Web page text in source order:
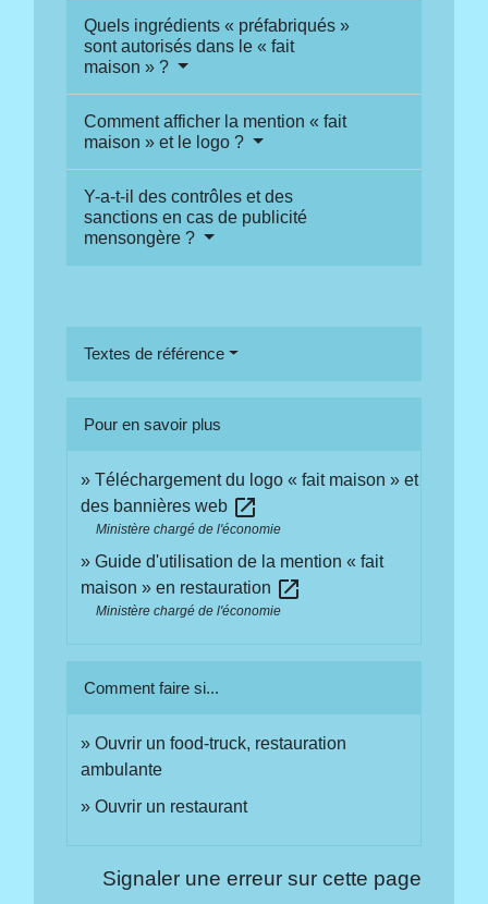
Quels ingrédients « préfabriqués »
sont autorisés dans le « fait
maison » ?
Comment afficher la mention « fait
maison » et le logo ?
Y-a-t-il des contrôles et des
sanctions en cas de publicité
mensongère ?
Textes de référence
Pour en savoir plus
Téléchargement du logo « fait maison » et
des bannières web open_in_new
Ministère chargé de l'économie
Guide d'utilisation de la mention « fait
maison » en restauration open_in_new
Ministère chargé de l'économie
Comment faire si...
Ouvrir un food-truck, restauration
ambulante
Ouvrir un restaurant
Signaler une erreur sur cette page